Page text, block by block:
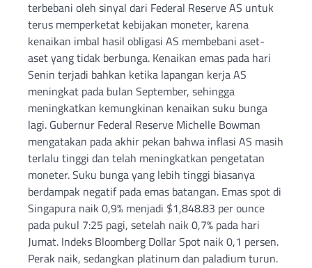
terbebani oleh sinyal dari Federal Reserve AS untuk
terus memperketat kebijakan moneter, karena
kenaikan imbal hasil obligasi AS membebani aset-
aset yang tidak berbunga. Kenaikan emas pada hari
Senin terjadi bahkan ketika lapangan kerja AS
meningkat pada bulan September, sehingga
meningkatkan kemungkinan kenaikan suku bunga
lagi. Gubernur Federal Reserve Michelle Bowman
mengatakan pada akhir pekan bahwa inflasi AS masih
terlalu tinggi dan telah meningkatkan pengetatan
moneter. Suku bunga yang lebih tinggi biasanya
berdampak negatif pada emas batangan. Emas spot di
Singapura naik 0,9% menjadi $1,848.83 per ounce
pada pukul 7:25 pagi, setelah naik 0,7% pada hari
Jumat. Indeks Bloomberg Dollar Spot naik 0,1 persen.
Perak naik, sedangkan platinum dan paladium turun.